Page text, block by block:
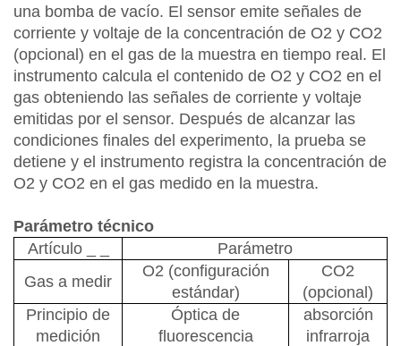
una bomba de vacío. El sensor emite señales de
corriente y voltaje de la concentración de O2 y CO2
(opcional) en el gas de la muestra en tiempo real. El
instrumento calcula el contenido de O2 y CO2 en el
gas obteniendo las señales de corriente y voltaje
emitidas por el sensor. Después de alcanzar las
condiciones finales del experimento, la prueba se
detiene y el instrumento registra la concentración de
O2 y CO2 en el gas medido en la muestra.
Parámetro técnico
Artículo
Parámetro
Gas a medir
O2 (configuración
estándar)
CO2
(opcional)
Principio de
medición
Óptica de
fluorescencia
absorción
infrarroja